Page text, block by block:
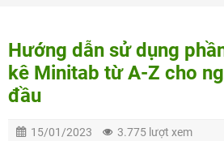
Hướng dẫn sử dụng
kê Minitab từ A-Z cho
đầu
15/01/2023 3.775 lượt xem